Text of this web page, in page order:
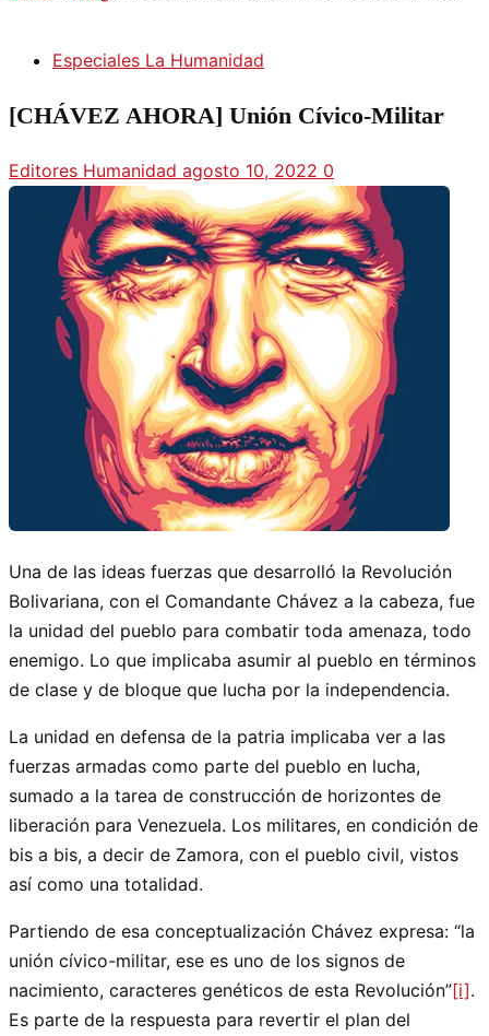
Especiales La Humanidad
[CHÁVEZ AHORA] Unión Cívico-Militar
Editores Humanidad agosto 10, 2022 0
Una de las ideas fuerzas que desarrolló la Revolución
Bolivariana, con el Comandante Chávez a la cabeza, fue
la unidad del pueblo para combatir toda amenaza, todo
enemigo. Lo que implicaba asumir al pueblo en términos
de clase y de bloque que lucha por la independencia.
La unidad en defensa de la patria implicaba ver a las
fuerzas armadas como parte del pueblo en lucha,
sumado a la tarea de construcción de horizontes de
liberación para Venezuela. Los militares, en condición de
bis a bis, a decir de Zamora, con el pueblo civil, vistos
así como una totalidad.
Partiendo de esa conceptualización Chávez expresa: “la
unión cívico-militar, ese es uno de los signos de
nacimiento, caracteres genéticos de esta Revolución”[i].
Es parte de la respuesta para revertir el plan del